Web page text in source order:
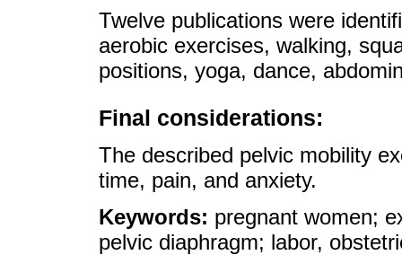
Twelve publications were
aerobic exercises, walking,
positions, yoga, dance,
Final considerations:
The described pelvic mobility
time, pain, and anxiety.
Keywords: pregnant women;
pelvic diaphragm; labor,